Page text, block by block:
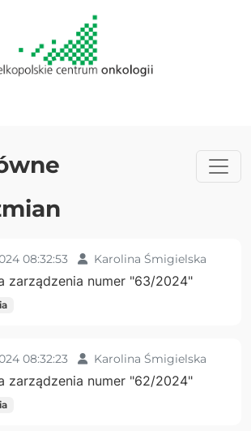
08:32:53 Karolina Śmigielska
zarządzenia numer "63/2024"
08:32:23 Karolina Śmigielska
zarządzenia numer "62/2024"